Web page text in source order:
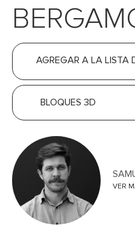
AGREGAR A LA LISTA
BLOQUES 3D
VER